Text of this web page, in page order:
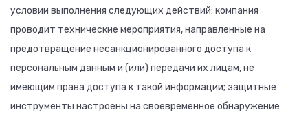
условии выполнения следующих действий: компания
проводит технические мероприятия, направленные на
предотвращение несанкционированного доступа к
персональным данным и (или) передачи их лицам, не
имеющим права доступа к такой информации; защитные
инструменты настроены на своевременное обнаружение